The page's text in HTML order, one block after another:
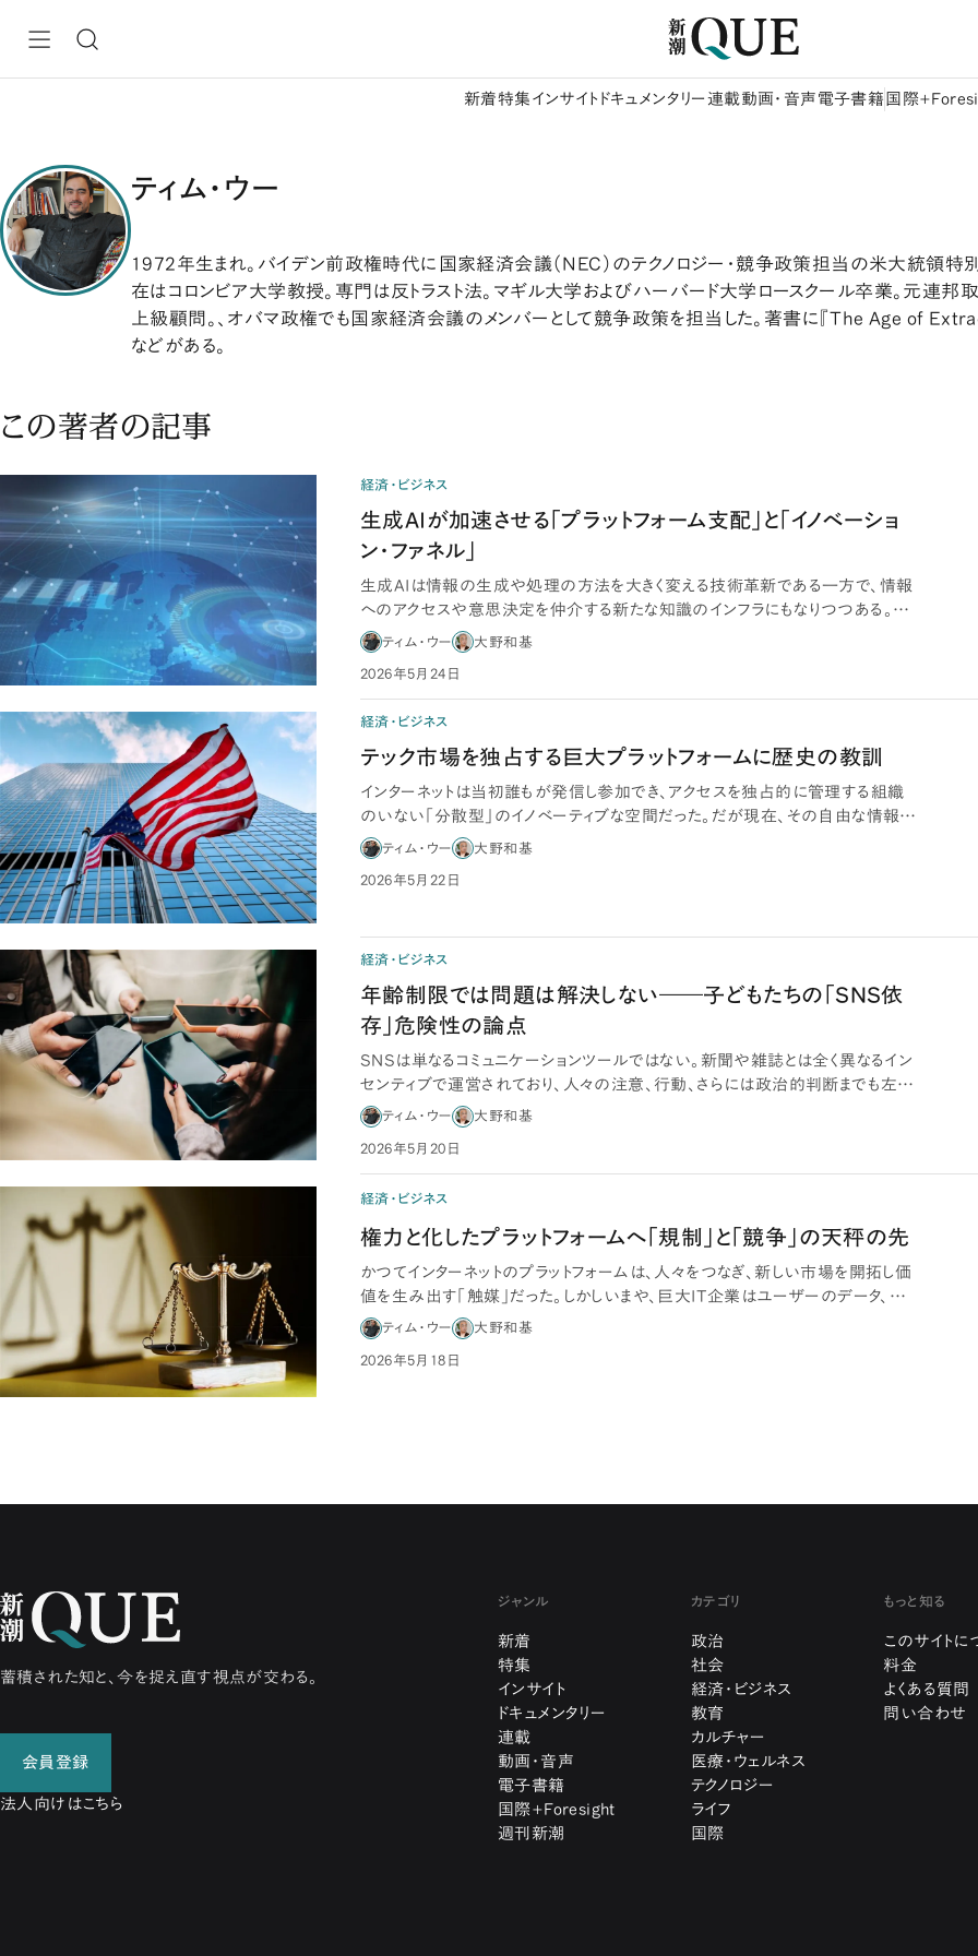
新着特集 インサイト ドキュメンタリー 連載動画・音声 電子書籍 国際
ティム・ウー
1972年生まれ。バイデン前政権時代に国家経済会議（NEC）のテクノロジー・競争政策担当の米大統領特
在はコロンビア大学教授。専門は反トラスト法。マギル大学およびハーバード大学ロースクール卒業。元連邦
上級顧問。、オバマ政権でも国家経済会議のメンバーとして競争政策を担当した。著書に『The Age of
などがある。
この著者の記事
経済・ビジネス
生成AIが加速させる「プラットフォーム支配」と「イノベーショ
ン・ファネル」
生成AIは情報の生成や処理の方法を大きく変える技術革新である一方で、情報
へのアクセスや意思決定を仲介する新たな知識のインフラにもなりつつある。AI
の登場は、巨大…
ティム・ウー 大野和基
2026年5月24日
経済・ビジネス
テック市場を独占する巨大プラットフォームに歴史の教訓
インターネットは当初誰もが発信し参加でき、アクセスを独占的に管理する組織
のいない「分散型」のイノベーティブな空間だった。だが現在、その自由な情報空
間では、Goo…
ティム・ウー 大野和基
2026年5月22日
経済・ビジネス
年齢制限では問題は解決しない――子どもたちの「SNS依
存」危険性の論点
SNSは単なるコミュニケーションツールではない。新聞や雑誌とは全く異なるイン
センティブで運営されており、人々の注意、行動、さらには政治的判断までも左右
する「危険…
ティム・ウー 大野和基
2026年5月20日
経済・ビジネス
権力と化したプラットフォームへ「規制」と「競争」の天秤の先
かつてインターネットのプラットフォームは、人々をつなぎ、新しい市場を開拓し価
値を生み出す「触媒」だった。しかしいまや、巨大IT企業はユーザーのデータ、注
意、行動…
ティム・ウー 大野和基
2026年5月18日
蓄積された知と、今を捉え直す視点が交わる。
会員登録
法人向けはこちら
ジャンル
新着
特集
インサイト
ドキュメンタリー
連載
動画・音声
電子書籍
国際+Foresight
週刊新潮
カテゴリ
政治
社会
経済・ビジネス
教育
カルチャー
医療・ウェルネス
テクノロジー
ライフ
国際
もっと知る
このサイトに
料金
よくある質問
問い合わせ